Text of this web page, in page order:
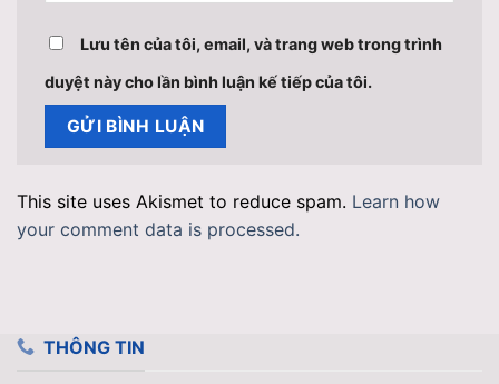
Lưu tên của tôi, email, và trang web trong trình
duyệt này cho lần bình luận kế tiếp của tôi.
This site uses Akismet to reduce spam. Learn how
your comment data is processed.
THÔNG TIN